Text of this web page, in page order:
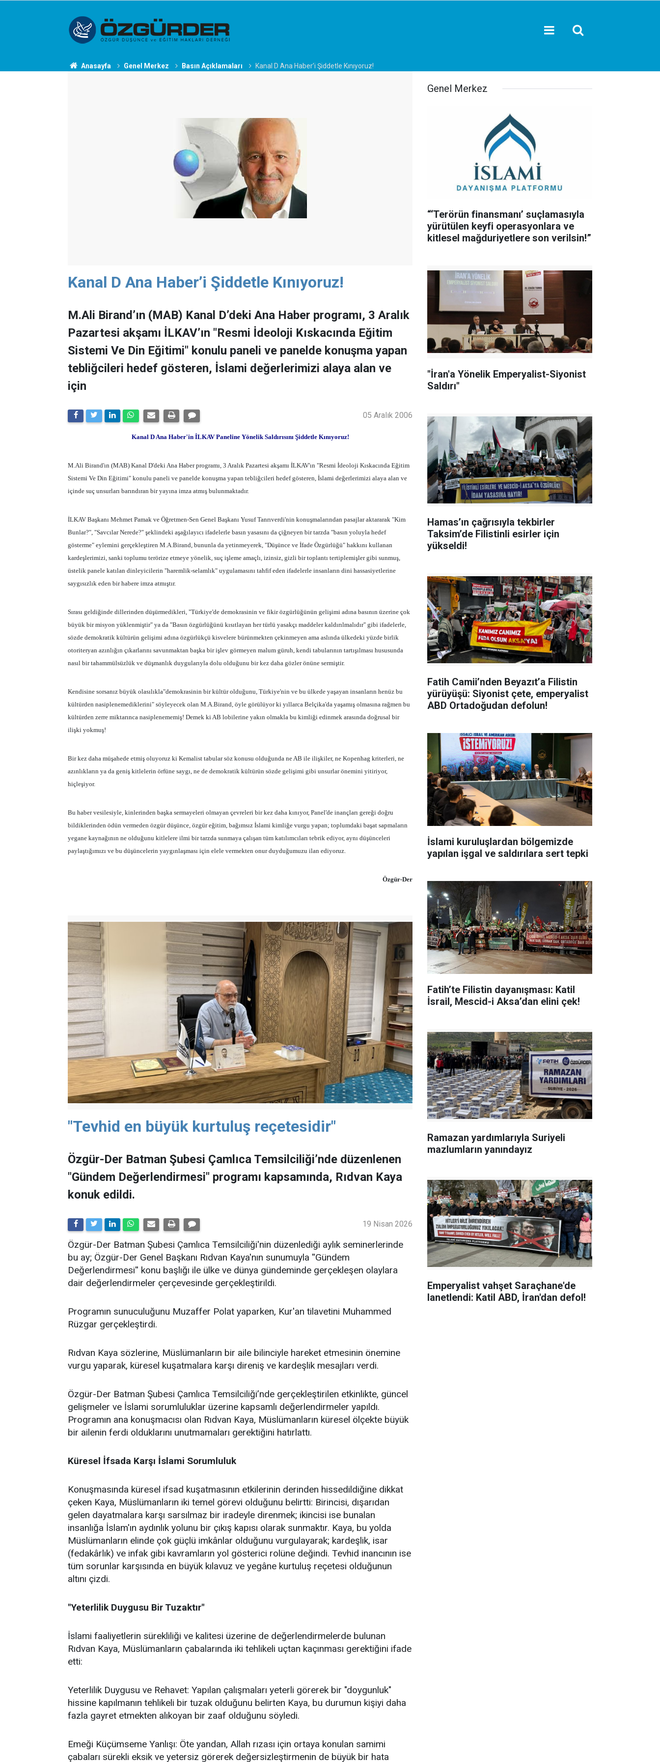
Anasayfa Genel Merkez Basın Açıklamaları Kanal D Ana Haber’i Şiddetle Kınıyoruz!
Kanal D Ana Haber’i Şiddetle Kınıyoruz!
M.Ali Birand’ın (MAB) Kanal D’deki Ana Haber programı, 3 Aralık
Pazartesi akşamı İLKAV’ın "Resmi İdeoloji Kıskacında Eğitim
Sistemi Ve Din Eğitimi" konulu paneli ve panelde konuşma yapan
tebliğcileri hedef gösteren, İslami değerlerimizi alaya alan ve
için
05 Aralık 2006
Kanal D Ana Haber'in İLKAV Paneline Yönelik Saldırısını Şiddetle Kınıyoruz!
M.Ali Birand'ın (MAB) Kanal D'deki Ana Haber programı, 3 Aralık Pazartesi akşamı İLKAV'ın "Resmi İdeoloji Kıskacında Eğitim
Sistemi Ve Din Eğitimi" konulu paneli ve panelde konuşma yapan tebliğcileri hedef gösteren, İslami değerlerimizi alaya alan ve
içinde suç unsurları barındıran bir yayına imza atmış bulunmaktadır.
İLKAV Başkanı Mehmet Pamak ve Öğretmen-Sen Genel Başkanı Yusuf Tanrıverdi'nin konuşmalarından pasajlar aktararak "Kim
Bunlar?", "Savcılar Nerede?" şeklindeki aşağılayıcı ifadelerle basın yasasını da çiğneyen bir tarzda "basın yoluyla hedef
gösterme" eylemini gerçekleştiren M.A.Birand, bununla da yetinmeyerek, "Düşünce ve İfade Özgürlüğü" hakkını kullanan
kardeşlerimizi, sanki toplumu terörize etmeye yönelik, suç işleme amaçlı, izinsiz, gizli bir toplantı tertiplemişler gibi sunmuş,
üstelik panele katılan dinleyicilerin "haremlik-selamlık" uygulamasını tahfif eden ifadelerle insanların dini hassasiyetlerine
saygısızlık eden bir habere imza atmıştır.
Sırası geldiğinde dillerinden düşürmedikleri, "Türkiye'de demokrasinin ve fikir özgürlüğünün gelişimi adına basının üzerine çok
büyük bir misyon yüklenmiştir" ya da "Basın özgürlüğünü kısıtlayan her türlü yasakçı maddeler kaldırılmalıdır" gibi ifadelerle,
sözde demokratik kültürün gelişimi adına özgürlükçü kisvelere bürünmekten çekinmeyen ama aslında ülkedeki yüzde birlik
otoriteryan azınlığın çıkarlarını savunmaktan başka bir işlev görmeyen malum güruh, kendi tabularının tartışılması hususunda
nasıl bir tahammülsüzlük ve düşmanlık duygularıyla dolu olduğunu bir kez daha gözler önüne sermiştir.
Kendisine sorsanız büyük olasılıkla"demokrasinin bir kültür olduğunu, Türkiye'nin ve bu ülkede yaşayan insanların henüz bu
kültürden nasiplenemediklerini" söyleyecek olan M.A.Birand, öyle görülüyor ki yıllarca Belçika'da yaşamış olmasına rağmen bu
kültürden zerre miktarınca nasiplenememiş! Demek ki AB lobilerine yakın olmakla bu kimliği edinmek arasında doğrusal bir
ilişki yokmuş!
Bir kez daha müşahede etmiş oluyoruz ki Kemalist tabular söz konusu olduğunda ne AB ile ilişkiler, ne Kopenhag kriterleri, ne
azınlıkların ya da geniş kitlelerin örfüne saygı, ne de demokratik kültürün sözde gelişimi gibi unsurlar önemini yitiriyor,
hiçleşiyor.
Bu haber vesilesiyle, kinlerinden başka sermayeleri olmayan çevreleri bir kez daha kınıyor, Panel'de inançları gereği doğru
bildiklerinden ödün vermeden özgür düşünce, özgür eğitim, bağımsız İslami kimliğe vurgu yapan; toplumdaki başat sapmaların
yegane kaynağının ne olduğunu kitlelere ilmi bir tarzda sunmaya çalışan tüm katılımcıları tebrik ediyor, aynı düşünceleri
paylaştığımızı ve bu düşüncelerin yaygınlaşması için elele vermekten onur duyduğumuzu ilan ediyoruz.
Özgür-Der
"Tevhid en büyük kurtuluş reçetesidir"
Özgür-Der Batman Şubesi Çamlıca Temsilciliği’nde düzenlenen
"Gündem Değerlendirmesi" programı kapsamında, Rıdvan Kaya
konuk edildi.
19 Nisan 2026
​Özgür-Der Batman Şubesi Çamlıca Temsilciliği'nin düzenlediği aylık seminerlerinde
bu ay; Özgür-Der Genel Başkanı Rıdvan Kaya'nın sunumuyla ''Gündem
Değerlendirmesi'' konu başlığı ile ülke ve dünya gündeminde gerçekleşen olaylara
dair değerlendirmeler çerçevesinde gerçekleştirildi.
Programın sunuculuğunu Muzaffer Polat yaparken, Kur'an tilavetini Muhammed
Rüzgar gerçekleştirdi.
Rıdvan Kaya sözlerine, Müslümanların bir aile bilinciyle hareket etmesinin önemine
vurgu yaparak, küresel kuşatmalara karşı direniş ve kardeşlik mesajları verdi.
Özgür-Der Batman Şubesi Çamlıca Temsilciliği’nde gerçekleştirilen etkinlikte, güncel
gelişmeler ve İslami sorumluluklar üzerine kapsamlı değerlendirmeler yapıldı.
Programın ana konuşmacısı olan Rıdvan Kaya, Müslümanların küresel ölçekte büyük
bir ailenin ferdi olduklarını unutmamaları gerektiğini hatırlattı.
Küresel İfsada Karşı İslami Sorumluluk
Konuşmasında küresel ifsad kuşatmasının etkilerinin derinden hissedildiğine dikkat
çeken Kaya, Müslümanların iki temel görevi olduğunu belirtti: Birincisi, dışarıdan
gelen dayatmalara karşı sarsılmaz bir iradeyle direnmek; ikincisi ise bunalan
insanlığa İslam'ın aydınlık yolunu bir çıkış kapısı olarak sunmaktır. Kaya, bu yolda
Müslümanların elinde çok güçlü imkânlar olduğunu vurgulayarak; kardeşlik, isar
(fedakârlık) ve infak gibi kavramların yol gösterici rolüne değindi. Tevhid inancının ise
tüm sorunlar karşısında en büyük kılavuz ve yegâne kurtuluş reçetesi olduğunun
altını çizdi.
"Yeterlilik Duygusu Bir Tuzaktır"
İslami faaliyetlerin sürekliliği ve kalitesi üzerine de değerlendirmelerde bulunan
Rıdvan Kaya, Müslümanların çabalarında iki tehlikeli uçtan kaçınması gerektiğini ifade
etti:
Yeterlilik Duygusu ve Rehavet: Yapılan çalışmaları yeterli görerek bir "doygunluk"
hissine kapılmanın tehlikeli bir tuzak olduğunu belirten Kaya, bu durumun kişiyi daha
fazla gayret etmekten alıkoyan bir zaaf olduğunu söyledi.
Emeği Küçümseme Yanlışı: Öte yandan, Allah rızası için ortaya konulan samimi
çabaları sürekli eksik ve yetersiz görerek değersizleştirmenin de büyük bir hata
Genel Merkez
“‘Terörün finansmanı’ suçlamasıyla
yürütülen keyfi operasyonlara ve
kitlesel mağduriyetlere son verilsin!”
"İran'a Yönelik Emperyalist-Siyonist
Saldırı"
Hamas’ın çağrısıyla tekbirler
Taksim’de Filistinli esirler için
yükseldi!
Fatih Camii’nden Beyazıt’a Filistin
yürüyüşü: Siyonist çete, emperyalist
ABD Ortadoğudan defolun!
İslami kuruluşlardan bölgemizde
yapılan işgal ve saldırılara sert tepki
Fatih’te Filistin dayanışması: Katil
İsrail, Mescid-i Aksa’dan elini çek!
Ramazan yardımlarıyla Suriyeli
mazlumların yanındayız
Emperyalist vahşet Saraçhane'de
lanetlendi: Katil ABD, İran'dan defol!